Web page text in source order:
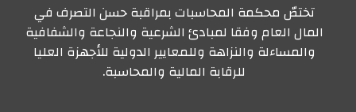
تختصّ محكمة المحاسبات بمراقبة حسن التصرف في
المال العام وفقا لمبادئ الشرعية والنجاعة والشفافية
والمساءلة والنزاهة وللمعايير الدولية للأجهزة العليا
للرقابة المالية والمحاسبة.